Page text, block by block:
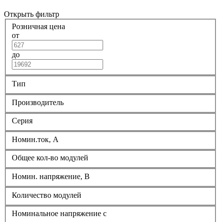
Открыть фильтр
Розничная цена
от
до
Тип
Производитель
Серия
Номин.ток, А
Общее кол-во модулей
Номин. напряжение, В
Количество модулей
Номинальное напряжение с